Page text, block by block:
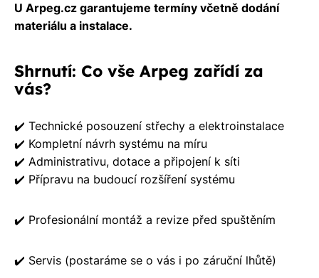
U Arpeg.cz garantujeme termíny včetně dodání
materiálu a instalace.
Shrnutí: Co vše Arpeg zařídí za
vás?
✔️ Technické posouzení střechy a elektroinstalace
✔️ Kompletní návrh systému na míru
✔️ Administrativu, dotace a připojení k síti
✔️ Přípravu na budoucí rozšíření systému
✔️ Profesionální montáž a revize před spuštěním
✔️ Servis (postaráme se o vás i po záruční lhůtě)